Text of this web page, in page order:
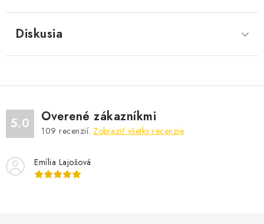
Diskusia
5.0 Overené zákazníkmi
109 recenzií. Zobraziť všetky recenzie
Emília Lajošová